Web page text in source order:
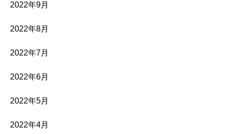
2022年9月
2022年8月
2022年7月
2022年6月
2022年5月
2022年4月